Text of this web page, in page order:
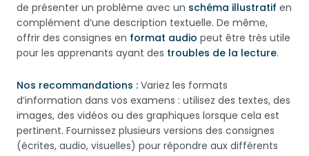
de présenter un problème avec un schéma illustratif en
complément d’une description textuelle. De même,
offrir des consignes en format audio peut être très utile
pour les apprenants ayant des troubles de la lecture.
Nos recommandations : Variez les formats
d’information dans vos examens : utilisez des textes, des
images, des vidéos ou des graphiques lorsque cela est
pertinent. Fournissez plusieurs versions des consignes
(écrites, audio, visuelles) pour répondre aux différents